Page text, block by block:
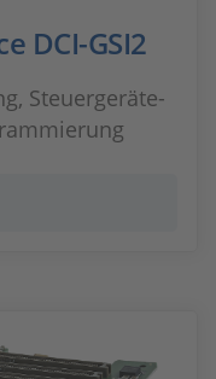
DCI-GSI2
Steuergeräte-